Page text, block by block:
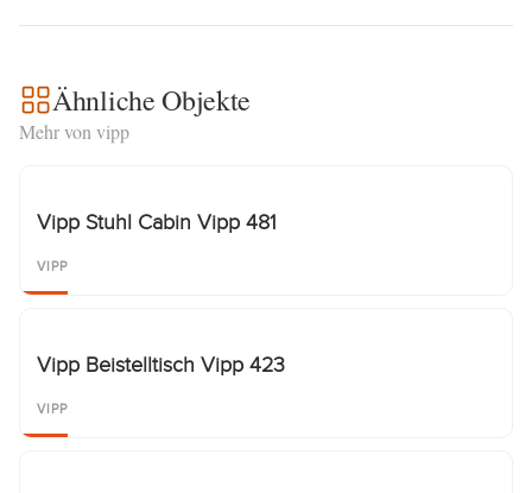
Ähnliche Objekte
Mehr von vipp
Vipp Stuhl Cabin Vipp 481
VIPP
Vipp Beistelltisch Vipp 423
VIPP